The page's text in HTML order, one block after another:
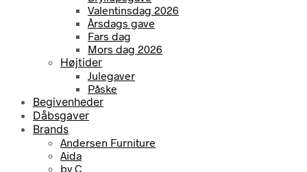
Valentinsdag 2026
Årsdags gave
Fars dag
Mors dag 2026
Højtider
Julegaver
Påske
Begivenheder
Dåbsgaver
Brands
Andersen Furniture
Aida
by C